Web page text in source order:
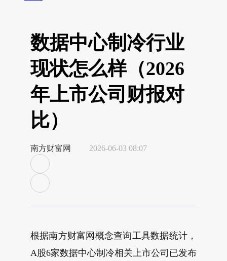
数据中心制冷行业
现状怎么样（2026
年上市公司财报对
比）
南方财富网 2026-06-03 08:07
根据南方财富网概念查询工具数据统计，
A股6家数据中心制冷相关上市公司已发布